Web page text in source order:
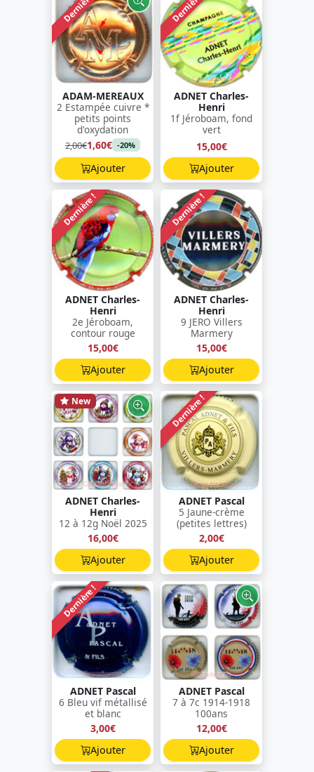
ADAM-MEREAUX
2 Estampée cuivre *
petits points
d'oxydation
2,00€1,60€ -20%
Ajouter
ADNET Charles-
Henri
1f Jéroboam, fond
vert
15,00€
Ajouter
Dernière !
ADNET Charles-
Henri
2e Jéroboam,
contour rouge
15,00€
Ajouter
Dernière !
ADNET Charles-
Henri
9 JERO Villers
Marmery
15,00€
Ajouter
New
ADNET Charles-
Henri
12 à 12g Noël 2025
16,00€
Ajouter
Dernière !
ADNET Pascal
5 Jaune-crème
(petites lettres)
2,00€
Ajouter
Dernière !
ADNET Pascal
6 Bleu vif métallisé
et blanc
3,00€
Ajouter
ADNET Pascal
7 à 7c 1914-1918
100ans
12,00€
Ajouter